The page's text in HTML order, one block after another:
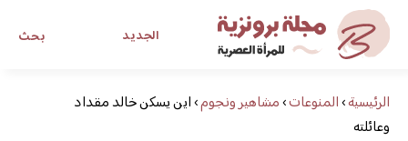
بحث الجديد
مجلة برونزية للفتاة العصريةالرئيسية›المنوعات›مشاهير ونجوم›اين يسكن خالد مقداد
وعائلته